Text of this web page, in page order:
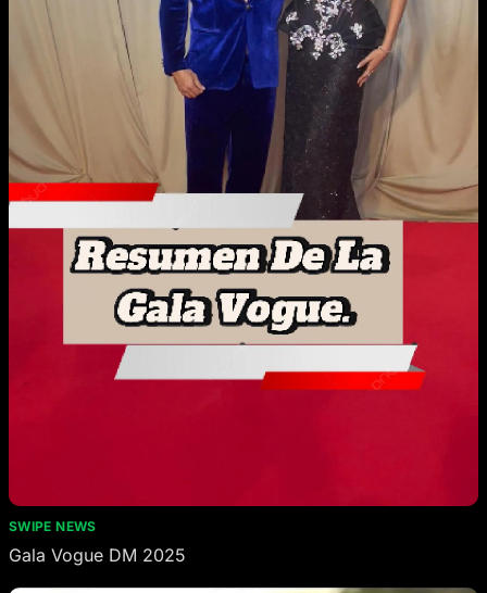
SWIPE NEWS
Gala Vogue DM 2025